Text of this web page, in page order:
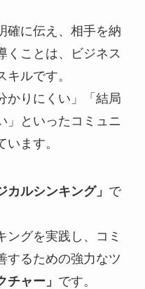
確に伝え、相手を納
くことは、ビジネス
ルです。
かりにくい」「結局
」といったコミュニ
ます。
カルシンキング」 で
ングを実践し、コミ
するための強力なツ
ャー」 です。